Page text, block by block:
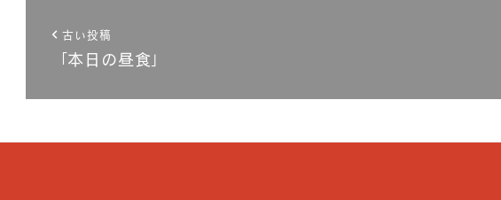
古い投稿
「本日の昼食」